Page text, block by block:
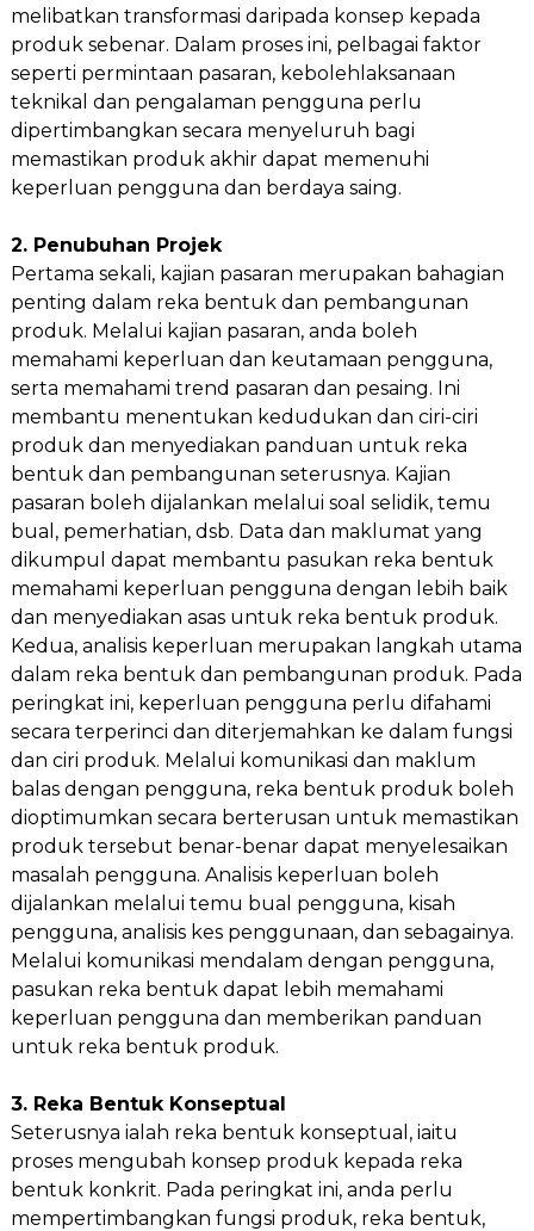
melibatkan transformasi daripada konsep kepada
produk sebenar. Dalam proses ini, pelbagai faktor
seperti permintaan pasaran, kebolehlaksanaan
teknikal dan pengalaman pengguna perlu
dipertimbangkan secara menyeluruh bagi
memastikan produk akhir dapat memenuhi
keperluan pengguna dan berdaya saing.
2. Penubuhan Projek
Pertama sekali, kajian pasaran merupakan bahagian
penting dalam reka bentuk dan pembangunan
produk. Melalui kajian pasaran, anda boleh
memahami keperluan dan keutamaan pengguna,
serta memahami trend pasaran dan pesaing. Ini
membantu menentukan kedudukan dan ciri-ciri
produk dan menyediakan panduan untuk reka
bentuk dan pembangunan seterusnya. Kajian
pasaran boleh dijalankan melalui soal selidik, temu
bual, pemerhatian, dsb. Data dan maklumat yang
dikumpul dapat membantu pasukan reka bentuk
memahami keperluan pengguna dengan lebih baik
dan menyediakan asas untuk reka bentuk produk.
Kedua, analisis keperluan merupakan langkah utama
dalam reka bentuk dan pembangunan produk. Pada
peringkat ini, keperluan pengguna perlu difahami
secara terperinci dan diterjemahkan ke dalam fungsi
dan ciri produk. Melalui komunikasi dan maklum
balas dengan pengguna, reka bentuk produk boleh
dioptimumkan secara berterusan untuk memastikan
produk tersebut benar-benar dapat menyelesaikan
masalah pengguna. Analisis keperluan boleh
dijalankan melalui temu bual pengguna, kisah
pengguna, analisis kes penggunaan, dan sebagainya.
Melalui komunikasi mendalam dengan pengguna,
pasukan reka bentuk dapat lebih memahami
keperluan pengguna dan memberikan panduan
untuk reka bentuk produk.
3. Reka Bentuk Konseptual
Seterusnya ialah reka bentuk konseptual, iaitu
proses mengubah konsep produk kepada reka
bentuk konkrit. Pada peringkat ini, anda perlu
mempertimbangkan fungsi produk, reka bentuk,